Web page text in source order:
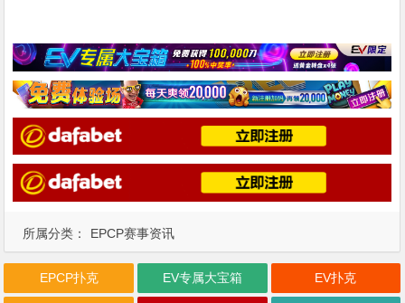
所属分类： EPCP赛事资讯
EPCP扑克 EV专属大宝箱 EV扑克